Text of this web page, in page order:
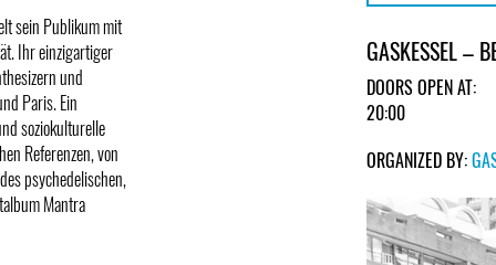
sein Publikum mit
Ihr einzigartiger
und
Paris. Ein
soziokulturelle
Referenzen, von
psychedelischen,
Mantra
GASKESSEL –
DOORS OPEN AT:
20:00
ORGANIZED BY: